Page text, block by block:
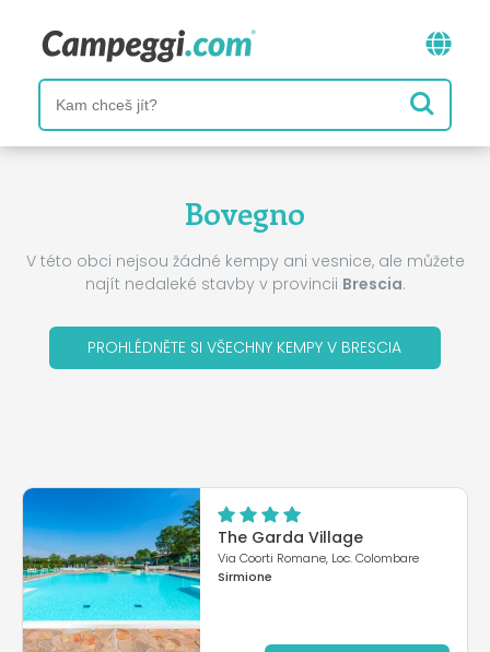
Bovegno
V této obci nejsou žádné kempy ani vesnice, ale můžete
najít nedaleké stavby v provincii Brescia.
PROHLÉDNĚTE SI VŠECHNY KEMPY V BRESCIA
The Garda Village
Via Coorti Romane, Loc. Colombare
Sirmione